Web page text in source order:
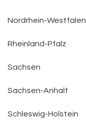
Nordrhein-Westfalen
Rheinland-Pfalz
Sachsen
Sachsen-Anhalt
Schleswig-Holstein